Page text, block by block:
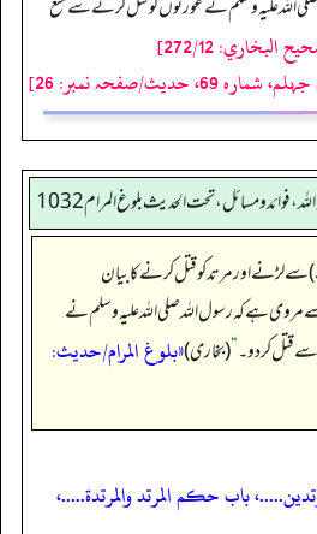
اللہ علیہ وسلم نے عورتوں کو قتل کرنے سے منع
272/12]
69، حدیث/صفحہ نمبر: 26]
فوائد و مسائل، تحت الحديث بلوغ المرام 1032
لڑنے اور مرتد کو قتل کرنے کا بیان
مروی ہے کہ رسول اللہ صلی اللہ علیہ وسلم نے
قتل کر دو۔“(بخاری)«بلوغ المرام/حدیث:
باب حكم المرتد والمرتدة.....،